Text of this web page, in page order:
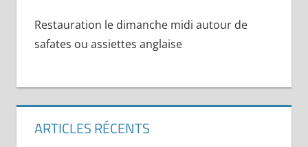
Restauration le dimanche midi autour de
safates ou assiettes anglaise
ARTICLES RÉCENTS